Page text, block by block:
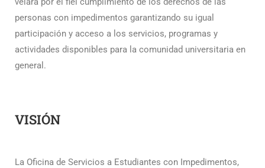
personas con impedimentos garantizando su igual
participación y acceso a los servicios, programas y
actividades disponibles para la comunidad universitaria en
general.
VISIÓN
La Oficina de Servicios a Estudiantes con Impedimentos,